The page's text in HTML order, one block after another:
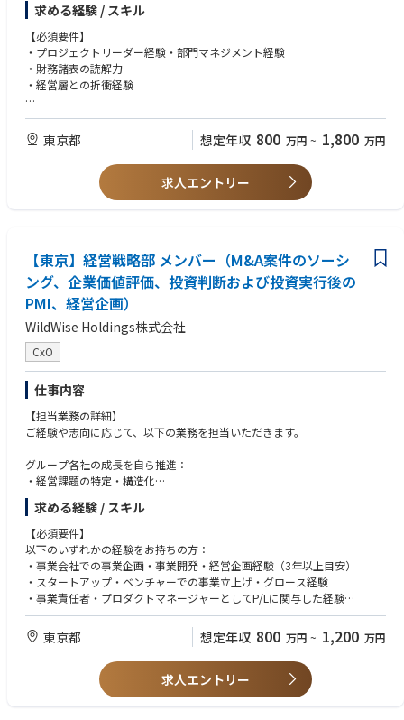
事業成長のドライバーとして：
・収益改善・事業拡大プロジェクトの企画・実行
・組織・オペレーション課題の特定と改善推進
事業ポートフォリオの拡大：
・新規投資・M&A案件のソーシング・DD・実行
・投資先の経営モニタリングとハンズオン支援
【期待役割・ミッション】
当社はパーパス「野生と悟性で、新しい可能性を社会に循環させ続ける」
のもと、ミッションである「2035年までに日本の中堅・中小企業が目指す
長をさらに推進し、新たな事業機会を自ら発掘・具現化できるコアメンバ
ーとして迎え入れたいと考えております。
経営戦略部 部長のミッションは、グループ各社の企業価値向上に向けた重
要施策を推進することです。
CEO・CFOと連携しながら、経営課題の整理、成長戦略の具体化、M&A・
PMI支援、経営改善プロジェクトの推進などを担っていただきます。
グループ各社の成長戦略を描き、自ら現場に入って実行までリードしてい
ただきます。戦略コンサルや投資銀行のような「助言者」ではなく、事業
・各社の経営課題を見極め、成長のボトルネックを解消する
・新規M&Aの発掘から、PMI・バリューアップまで一気通貫で担う
性も
このポジションの魅力としては、以下のようなものが挙げられます。
・ホールディングス経営の中枢で、グループ全体の成長戦略に関与
・複数の事業ドメインに横断的に携われる稀少なポジション
・M&A・PMIを通じて「事業を買い、育てる」経験が積める
・成果次第で、投資先・子会社の経営者ポジションへの登用あり
・ファンド的な「数字だけ」の世界ではなく、社会価値創造に本気で取り
組む環境
【提供できる機会】
・ホールディングス経営の中枢で、グループ全体の成長戦略に関われる機
・M&Aの検討から実行、PMI、投資先のバリューアップまで一気通貫で経
求める経験 / スキル
【必須要件】
・プロジェクトリーダー経験・部門マネジメント経験
・財務諸表の読解力
・経営層との折衝経験
※上記および以下のいずれかの経験をお持ちの方：
・事業会社での経営経験（含む事業部長）・事業成長牽引経験（売上数十
億規模への拡大など）
・P/L責任を持った経験、または事業再生・ターンアラウンド経験
・上記に準ずる経験を有する方
※ 戦略コンサル・FAS出身の方も歓迎しますが、「事業側に移って自ら成
・複数事業・複数拠点のマネジメント経験
・100名超の組織運営経験
・M&A（買い手側）の実務経験、PMI主導経験
・業界問わず「0→1」「1→10」いずれかの事業フェーズ経験
・MBA、公認会計士等の資格
東京都 想定年収 800 万円 ~ 1,800 万円
求人エントリー
【東京】経営戦略部 メンバー（M&A案件のソーシ
ング、企業価値評価、投資判断および投資実行後の
PMI、経営企画）
WildWise Holdings株式会社
CxO
仕事内容
【担当業務の詳細】
ご経験や志向に応じて、以下の業務を担当いただきます。
グループ各社の成長を自ら推進：
・経営課題の特定・構造化
・成長戦略・事業計画の策定と実行
・KPI設計・モニタリングを通じた業績改善
現場に入り込み、変革を実現：
・業務プロセス改善・生産性向上施策の推進
・組織課題の分析と改善提案
・DX・AI推進プロジェクトへの参画
事業ポートフォリオの拡大に貢献：
・M&A案件の調査・分析・DD支援
・PMI（経営統合）の企画・実行
・投資先企業のモニタリングとハンズオン支援
求める経験 / スキル
【必須要件】
以下のいずれかの経験をお持ちの方：
・事業会社での事業企画・事業開発・経営企画経験（3年以上目安）
・スタートアップ・ベンチャーでの事業立上げ・グロース経験
・事業責任者・プロダクトマネージャーとしてP/Lに関与した経験
・プロジェクトリードまたは小規模チームのマネジメント経験
・上記に準ずる経験を有する方
※ 戦略コンサル・FAS・投資銀行出身の方も歓迎しますが、「事業側で
自ら成果を出したい」という強い意志を重視します。
東京都 想定年収 800 万円 ~ 1,200 万円
求人エントリー